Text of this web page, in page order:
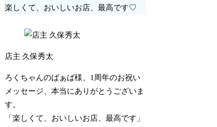
楽しくて、おいしいお店、最高です♡
店主 久保秀太
ろくちゃんのばぁば様、1周年のお祝い
メッセージ、本当にありがとうございま
す。
「楽しくて、おいしいお店、最高です」